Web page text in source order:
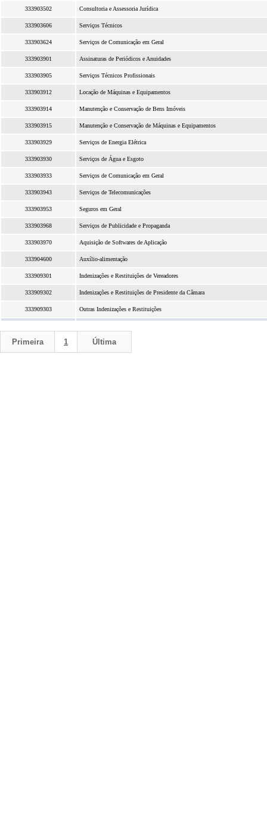
333903502 Consultoria e Assessoria Jurídica
333903606 Serviços Técnicos
333903624 Serviços de Comunicação em Geral
333903901 Assinaturas de Periódicos e Anuidades
333903905 Serviços Técnicos Profissionais
333903912 Locação de Máquinas e Equipamentos
333903914 Manutenção e Conservação de Bens Imóveis
333903915 Manutenção e Conservação de Máquinas e Equipamentos
333903929 Serviços de Energia Elétrica
333903930 Serviços de Água e Esgoto
333903933 Serviços de Comunicação em Geral
333903943 Serviços de Telecomunicações
333903953 Seguros em Geral
333903968 Serviços de Publicidade e Propaganda
333903970 Aquisição de Softwares de Aplicação
333904600 Auxílio-alimentação
333909301 Indenizações e Restituições de Vereadores
333909302 Indenizações e Restituições de Presidente da Câmara
333909303 Outras Indenizações e Restituições
Primeira 1 Última